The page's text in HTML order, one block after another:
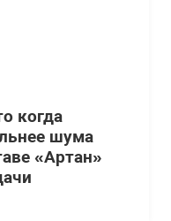
когда
шума
«Артан»